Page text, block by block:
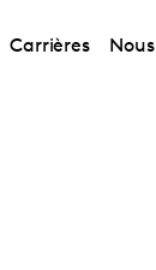
Carrières